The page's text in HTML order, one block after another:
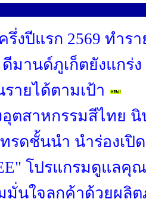
รึ่งปีแรก 2569 ทำร
ดีมานด์ภูเก็ตยังแกร่
ายได้ตามเป้า
อุตสาหกรรมสีไทย
รดชั้นนำ นำร่องเปิ
โปรแกรมดูแล
มั่นใจลูกค้าด้วยผ